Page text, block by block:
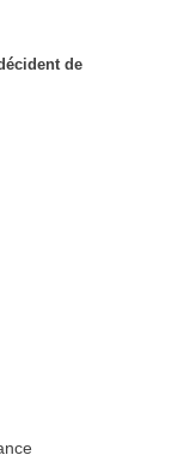
de